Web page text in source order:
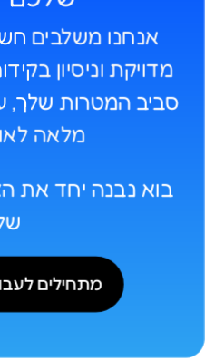
אנחנו משלבים
מדויקת וניסיון
סביב המטרות שלך,
מלאה
בוא נבנה יחד את
מתחילים